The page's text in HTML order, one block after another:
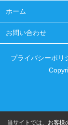
ホーム
お問い合わせ
プライバシーポリ
当サイトでは、お客様